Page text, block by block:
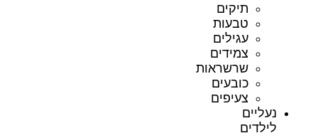
תיקים
טבעות
עגילים
צמידים
שרשראות
כובעים
צעיפים
נעליים
לילדים